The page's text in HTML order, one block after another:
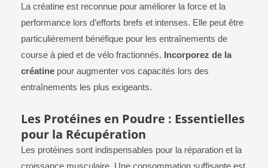
La créatine est reconnue pour améliorer la force et la
performance lors d’efforts brefs et intenses. Elle peut être
particulièrement bénéfique pour les entraînements de
course à pied et de vélo fractionnés.
Incorporez de la
créatinepour augmenter vos capacités lors des
entraînements les plus exigeants.
Les Protéines en Poudre : Essentielles
pour la Récupération
Les protéines sont indispensables pour la réparation et la